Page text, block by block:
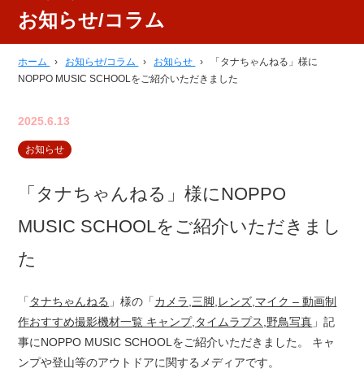
お知らせ/コラム
ホーム › お知らせ/コラム › お知らせ ›
「タナちゃんねる」様に
NOPPO MUSIC SCHOOLをご紹介いただきました
2025.6.13
お知らせ
「タナちゃんねる」様にNOPPO
MUSIC SCHOOLをご紹介いただきまし
た
「 タナちゃんねる 」様の「カメラ,三脚,レンズ,マイク – 動画制
作おすすめ撮影機材一覧 キャンプ,タイムラプス,野鳥写真 」記
事にNOPPO MUSIC SCHOOLをご紹介いただきました。 キャ
ンプや登山等のアウトドアに関するメディアです。